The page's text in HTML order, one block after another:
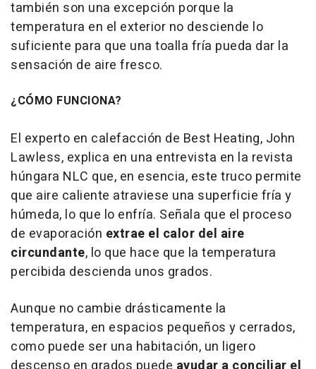
también son una excepción porque la
temperatura en el exterior no desciende lo
suficiente para que una toalla fría pueda dar la
sensación de aire fresco.
¿CÓMO FUNCIONA?
El experto en calefacción de Best Heating, John
Lawless, explica en una entrevista en la revista
húngara NLC que, en esencia, este truco permite
que aire caliente atraviese una superficie fría y
húmeda, lo que lo enfría. Señala que el proceso
de evaporación extrae el calor del aire
circundante, lo que hace que la temperatura
percibida descienda unos grados.
Aunque no cambie drásticamente la
temperatura, en espacios pequeños y cerrados,
como puede ser una habitación, un ligero